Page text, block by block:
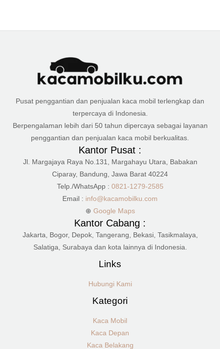
Pusat penggantian dan penjualan kaca mobil terlengkap dan
terpercaya di Indonesia.
Berpengalaman lebih dari 50 tahun dipercaya sebagai layanan
penggantian dan penjualan kaca mobil berkualitas.
Kantor Pusat :
Jl. Margajaya Raya No.131, Margahayu Utara, Babakan
Ciparay, Bandung, Jawa Barat 40224
Telp./WhatsApp : 0821-1279-2585
Email : info@kacamobilku.com
⊕ Google Maps
Kantor Cabang :
Jakarta, Bogor, Depok, Tangerang, Bekasi, Tasikmalaya,
Salatiga, Surabaya dan kota lainnya di Indonesia.
Links
Hubungi Kami
Kategori
Kaca Mobil
Kaca Depan
Kaca Belakang